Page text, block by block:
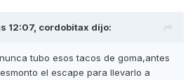
12:07, cordobitax dijo:
tubo esos tacos de goma,antes
el escape para llevarlo a